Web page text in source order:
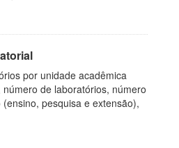
por unidade acadêmica
de laboratórios, número
pesquisa e extensão),